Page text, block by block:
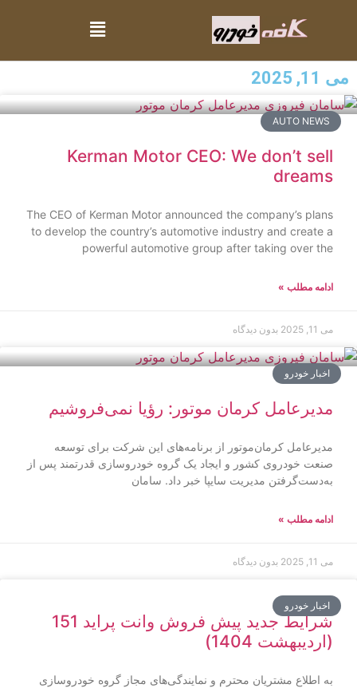
می 11, 2025
AUTO NEWS
Kerman Motor CEO: We don’t sell
dreams
The CEO of Kerman Motor announced the company’s plans
to develop the country’s automotive industry and create a
powerful automotive group after taking over the
ادامه مطلب »
می 11, 2025 بدون دیدگاه
اخبار خودرو
مدیرعامل کرمان‌ موتور: رؤیا نمی‌فروشیم
مدیرعامل کرمان‌موتور از برنامه‌های این شرکت برای توسعه
صنعت خودروی کشور و ایجاد یک گروه خودروسازی قدرتمند پس از
به‌دست‌گرفتن مدیریت سایپا خبر داد. سامان
ادامه مطلب »
می 11, 2025 بدون دیدگاه
اخبار خودرو
شرایط جدید پیش فروش وانت پراید 151
(اردیبهشت 1404)
به اطلاع مشتریان محترم و نمایندگی‌های مجاز گروه خودروسازی